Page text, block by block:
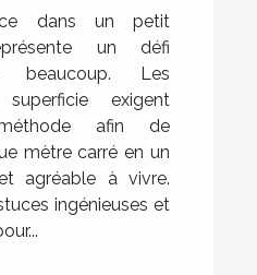
dans un petit
un défi
beaucoup. Les
exigent
afin de
mètre carré en un
agréable à vivre.
ingénieuses et